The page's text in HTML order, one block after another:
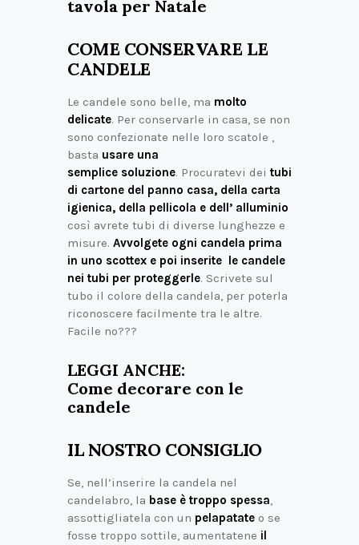
tavola per Natale
COME CONSERVARE LE
CANDELE
Le candele sono belle, ma molto
delicate. Per conservarle in casa, se non
sono confezionate nelle loro scatole ,
basta usare una
semplice soluzione. Procuratevi dei tubi
di cartone del panno casa, della carta
igienica, della pellicola e dell’ alluminio
così avrete tubi di diverse lunghezze e
misure. Avvolgete ogni candela prima
in uno scottex e poi inserite le candele
nei tubi per proteggerle. Scrivete sul
tubo il colore della candela, per poterla
riconoscere facilmente tra le altre.
Facile no???
LEGGI ANCHE:
Come decorare con le
candele
IL NOSTRO CONSIGLIO
Se, nell’inserire la candela nel
candelabro, la base è troppo spessa,
assottigliatela con un pelapatate o se
fosse troppo sottile, aumentatene il